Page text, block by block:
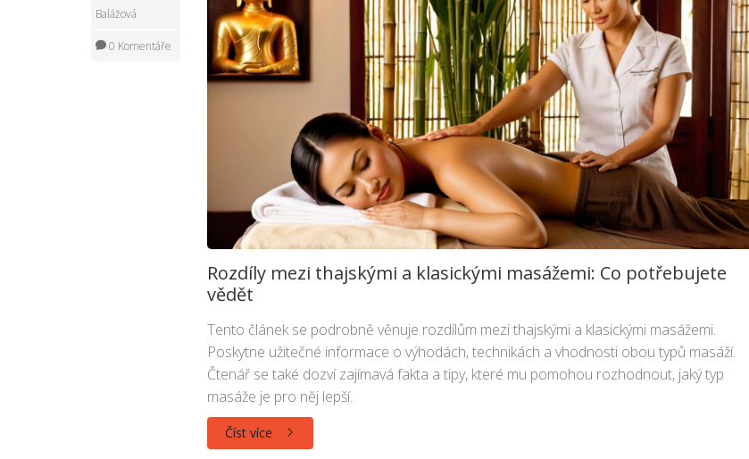
Balážová
0 Komentáře
Rozdíly mezi thajskými a klasickými masážemi: Co potřebujete
vědět
Tento článek se podrobně věnuje rozdílům mezi thajskými a klasickými masážemi.
Poskytne užitečné informace o výhodách, technikách a vhodnosti obou typů masáží.
Čtenář se také dozví zajímavá fakta a tipy, které mu pomohou rozhodnout, jaký typ
masáže je pro něj lepší.
Číst více